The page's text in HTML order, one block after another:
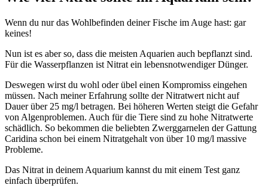
Wenn du nur das Wohlbefinden deiner Fische im Auge hast: gar
keines!
Nun ist es aber so, dass die meisten Aquarien auch bepflanzt sind.
Für die Wasserpflanzen ist Nitrat ein lebensnotwendiger Dünger.
Deswegen wirst du wohl oder übel einen Kompromiss eingehen
müssen. Nach meiner Erfahrung sollte der Nitratwert nicht auf
Dauer über 25 mg/l betragen. Bei höheren Werten steigt die Gefahr
von Algenproblemen. Auch für die Tiere sind zu hohe Nitratwerte
schädlich. So bekommen die beliebten Zwerggarnelen der Gattung
Caridina schon bei einem Nitratgehalt von über 10 mg/l massive
Probleme.
Das Nitrat in deinem Aquarium kannst du mit einem Test ganz
einfach überprüfen.